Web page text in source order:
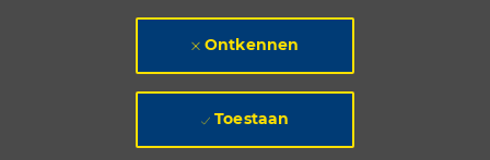
Ontkennen
Toestaan